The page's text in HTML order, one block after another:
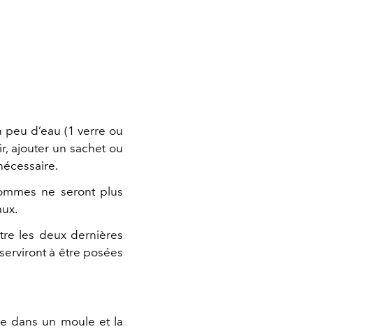
d’eau (1 verre ou
ajouter un sachet ou
ne seront plus
les deux dernières
à être posées
dans un moule et la